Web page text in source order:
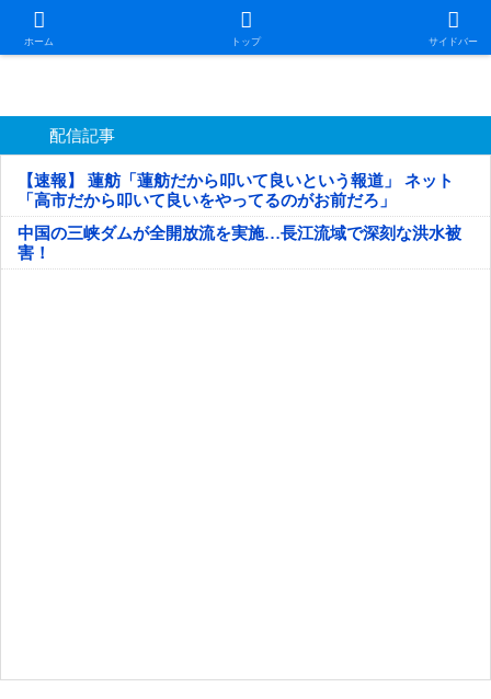
ホーム トップ サイドバー
日本第一！ニュース録
配信記事
【速報】 蓮舫「蓮舫だから叩いて良いという報道」 ネット
「高市だから叩いて良いをやってるのがお前だろ」
中国の三峡ダムが全開放流を実施…長江流域で深刻な洪水被
害！